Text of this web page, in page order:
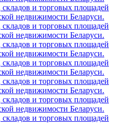
и торговых площадей
недвижимости Беларуси.
и торговых площадей
недвижимости Беларуси.
и торговых площадей
недвижимости Беларуси.
и торговых площадей
недвижимости Беларуси.
и торговых площадей
недвижимости Беларуси.
и торговых площадей
недвижимости Беларуси.
и торговых площадей